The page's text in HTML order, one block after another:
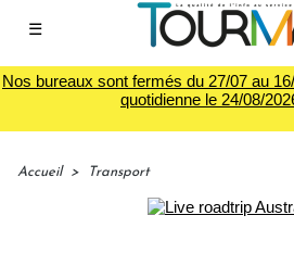
☰
Nos bureaux sont fermés du 27/07 au
quotidienne le 24/08/
Accueil > Transport